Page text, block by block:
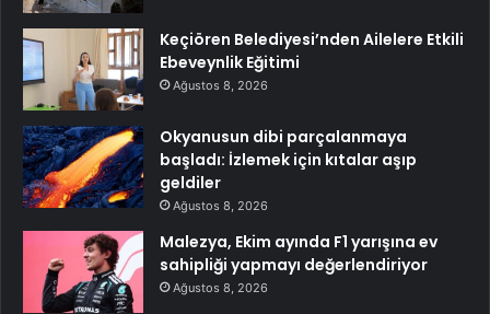
Keçiören Belediyesi’nden Ailelere Etkili
Ebeveynlik Eğitimi
Ağustos 8, 2026
Okyanusun dibi parçalanmaya
başladı: İzlemek için kıtalar aşıp
geldiler
Ağustos 8, 2026
Malezya, Ekim ayında F1 yarışına ev
sahipliği yapmayı değerlendiriyor
Ağustos 8, 2026